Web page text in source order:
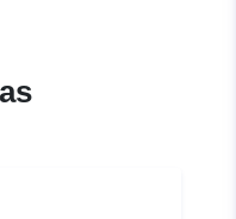
74a6-4bc0-b728-